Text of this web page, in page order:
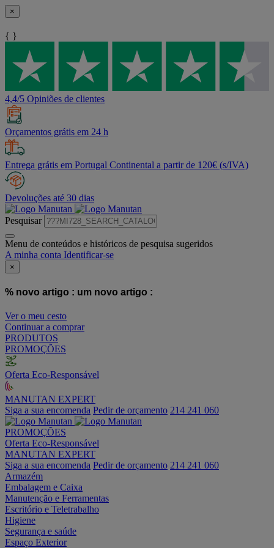
×
{ }
4,4/5 Opiniões de clientes
Orçamentos grátis em 24 h
Entrega grátis em Portugal Continental a partir de 120€ (s/IVA)
Devoluções até 30 dias
Pesquisar
Menu de conteúdos e históricos de pesquisa sugeridos
A minha conta Identificar-se
×
% novo artigo : um novo artigo :
Ver o meu cesto
Continuar a comprar
PRODUTOS
PROMOÇÕES
Oferta Eco-Responsável
MANUTAN EXPERT
Siga a sua encomenda Pedir de orçamento 214 241 060
PROMOÇÕES
Oferta Eco-Responsável
MANUTAN EXPERT
Siga a sua encomenda Pedir de orçamento 214 241 060
Armazém
Embalagem e Caixa
Manutenção e Ferramentas
Escritório e Teletrabalho
Higiene
Segurança e saúde
Espaço Exterior